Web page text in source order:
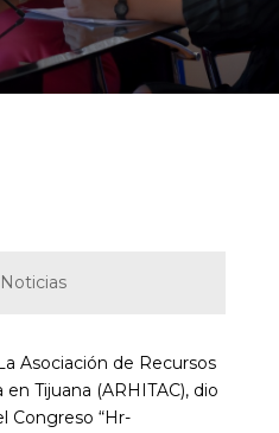
Asociación de Recursos
Tijuana (ARHITAC), dio
Congreso “Hr-